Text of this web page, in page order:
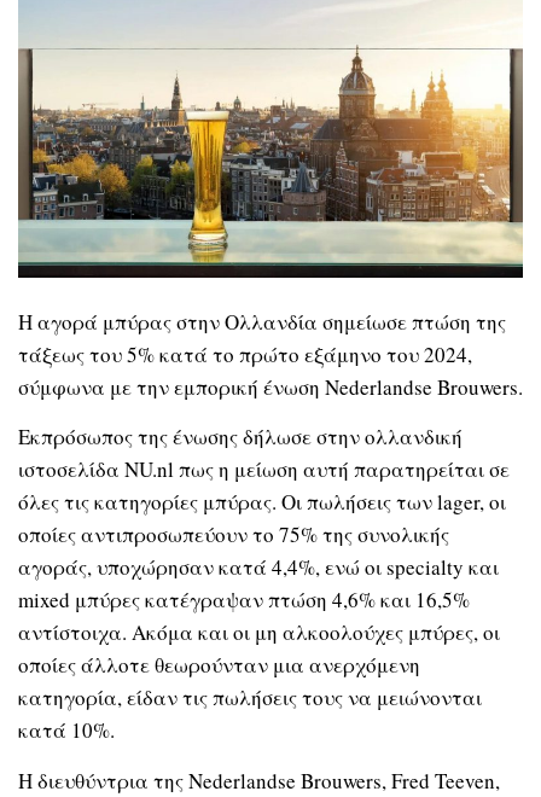
Η αγορά μπύρας στην Ολλανδία σημείωσε πτώση της
τάξεως του 5% κατά το πρώτο εξάμηνο του 2024,
σύμφωνα με την εμπορική ένωση Nederlandse Brouwers.
Εκπρόσωπος της ένωσης δήλωσε στην ολλανδική
ιστοσελίδα NU.nl πως η μείωση αυτή παρατηρείται σε
όλες τις κατηγορίες μπύρας. Οι πωλήσεις των lager, οι
οποίες αντιπροσωπεύουν το 75% της συνολικής
αγοράς, υποχώρησαν κατά 4,4%, ενώ οι specialty και
mixed μπύρες κατέγραψαν πτώση 4,6% και 16,5%
αντίστοιχα. Ακόμα και οι μη αλκοολούχες μπύρες, οι
οποίες άλλοτε θεωρούνταν μια ανερχόμενη
κατηγορία, είδαν τις πωλήσεις τους να μειώνονται
κατά 10%.
Η διευθύντρια της Nederlandse Brouwers, Fred Teeven,